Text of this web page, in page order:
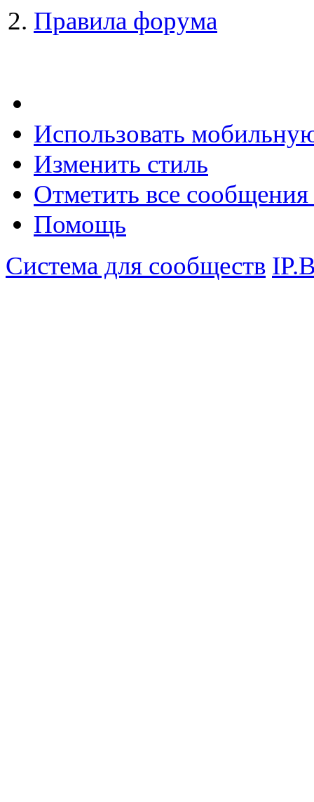
Правила форума
Использовать
Изменить стиль
Отметить все
Помощь
Система для сообществ